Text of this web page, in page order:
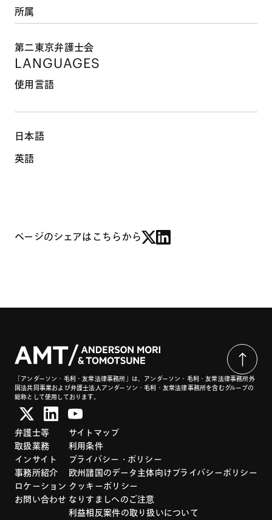
所属
第二東京弁護士会
LANGUAGES
使用言語
日本語
英語
ページのシェアはこちらから
「アンダーソン・毛利・友常法律事務所」は、アンダーソン・毛利・友常法律事務所外
国法共同事業および弁護士法人アンダーソン・毛利・友常法律事務所を含むグループの
総称として使用しております。
弁護士等
取扱業務
インサイト
事務所紹介
ロケーション
お問い合わせ
サイトマップ
利用条件
プライバシー・ポリシー
欧州諸国のデータ主体向けプライバシーポリシー
クッキーポリシー
なりすましへのご注意
利益相反案件の取り扱いについて